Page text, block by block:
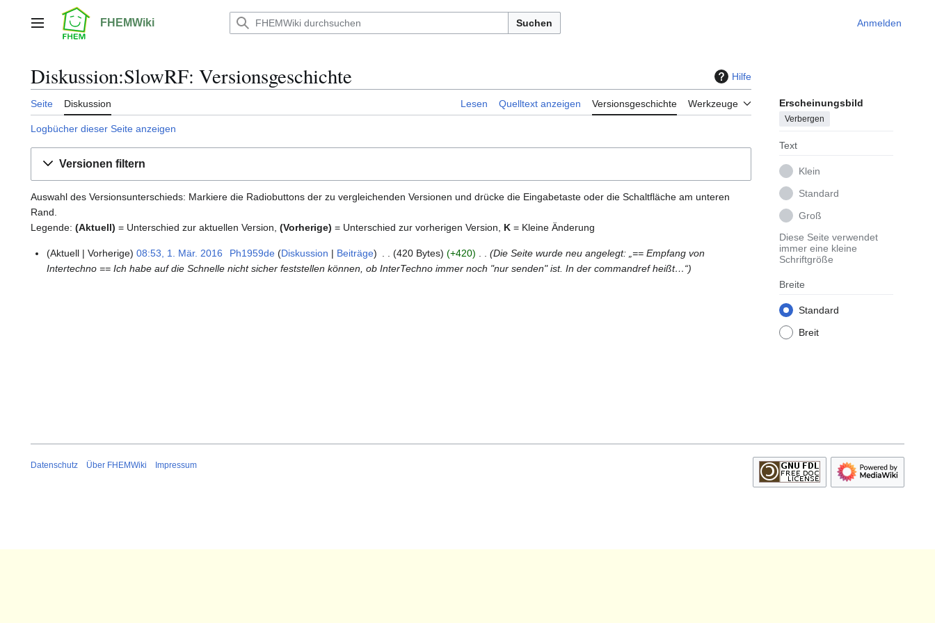
springenHauptmenü FHEMWiki Suchen Anmelden
Diskussion:SlowRF: Versionsgeschichte Hilfe
Seite Diskussion Lesen Quelltext anzeigen Versionsgeschichte Werkzeuge Erscheinungsbild
Verbergen
Text
Klein
Standard
Groß
Diese Seite verwendet
immer eine kleine
Schriftgröße
Breite
Standard
Breit
Logbücher dieser Seite anzeigen
Versionen filtern
Auswahl des Versionsunterschieds: Markiere die Radiobuttons der zu vergleichenden Versionen und drücke die Eingabetaste oder die Schaltfläche am unteren
Rand.
Legende: (Aktuell) = Unterschied zur aktuellen Version, (Vorherige) = Unterschied zur vorherigen Version, K = Kleine Änderung
1
Aktuell Vorherige 08:53, 1. Mär. 2016 Ph1959de Diskussion Beiträge 420 Bytes +420
Die Seite wurde neu angelegt: „== Empfang von
Intertechno == Ich habe auf die Schnelle nicht sicher feststellen können, ob InterTechno immer noch "nur senden" ist. In der commandref heißt…“
Datenschutz Über FHEMWiki Impressum